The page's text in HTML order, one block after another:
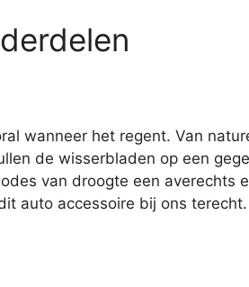
wanneer het regent. Van
de wisserbladen op een
van droogte een averechts
auto accessoire bij ons terecht.